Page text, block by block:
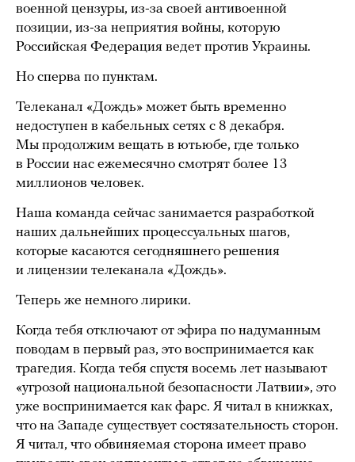
военной цензуры, из-за своей антивоенной
позиции, из-за неприятия войны, которую
Российская Федерация ведет против Украины.
Но сперва по пунктам.
Телеканал «Дождь» может быть временно
недоступен в кабельных сетях с 8 декабря.
Мы продолжим вещать в ютьюбе, где только
в России нас ежемесячно смотрят более 13
миллионов человек.
Наша команда сейчас занимается разработкой
наших дальнейших процессуальных шагов,
которые касаются сегодняшнего решения
и лицензии телеканала «Дождь».
Теперь же немного лирики.
Когда тебя отключают от эфира по надуманным
поводам в первый раз, это воспринимается как
трагедия. Когда тебя спустя восемь лет называют
«угрозой национальной безопасности Латвии», это
уже воспринимается как фарс. Я читал в книжках,
что на Западе существует состязательность сторон.
Я читал, что обвиняемая сторона имеет право